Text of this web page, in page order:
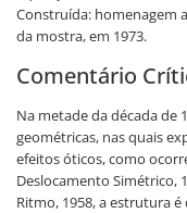
Construída: homenagem
da mostra, em 1973.
Comentário
Na metade da década de
geométricas, nas quais
efeitos óticos, como
Deslocamento Simétrico,
Ritmo, 1958, a estrutura